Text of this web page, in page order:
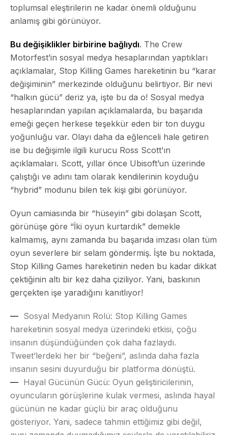
toplumsal eleştirilerin ne kadar önemli olduğunu
anlamış gibi görünüyor.
Bu değişiklikler birbirine bağlıydı. The Crew
Motorfest’in sosyal medya hesaplarından yaptıkları
açıklamalar, Stop Killing Games hareketinin bu “karar
değişiminin” merkezinde olduğunu belirtiyor. Bir nevi
“halkın gücü” deriz ya, işte bu da o! Sosyal medya
hesaplarından yapılan açıklamalarda, bu başarıda
emeği geçen herkese teşekkür eden bir ton duygu
yoğunluğu var. Olayı daha da eğlenceli hale getiren
ise bu değişimle ilgili kurucu Ross Scott’ın
açıklamaları. Scott, yıllar önce Ubisoft’un üzerinde
çalıştığı ve adını tam olarak kendilerinin koyduğu
“hybrid” modunu bilen tek kişi gibi görünüyor.
Oyun camiasında bir “hüseyin” gibi dolaşan Scott,
görünüşe göre “İki oyun kurtardık” demekle
kalmamış, aynı zamanda bu başarıda imzası olan tüm
oyun severlere bir selam göndermiş. İşte bu noktada,
Stop Killing Games hareketinin neden bu kadar dikkat
çektiğinin altı bir kez daha çiziliyor. Yani, baskının
gerçekten işe yaradığını kanıtlıyor!
Sosyal Medyanın Rolü: Stop Killing Games
hareketinin sosyal medya üzerindeki etkisi, çoğu
insanın düşündüğünden çok daha fazlaydı.
Tweet’lerdeki her bir “beğeni”, aslında daha fazla
insanın sesini duyurduğu bir platforma dönüştü.
Hayal Gücünün Gücü: Oyun geliştiricilerinin,
oyuncuların görüşlerine kulak vermesi, aslında hayal
gücünün ne kadar güçlü bir araç olduğunu
gösteriyor. Yani, sadece tahmin ettiğimiz gibi değil,